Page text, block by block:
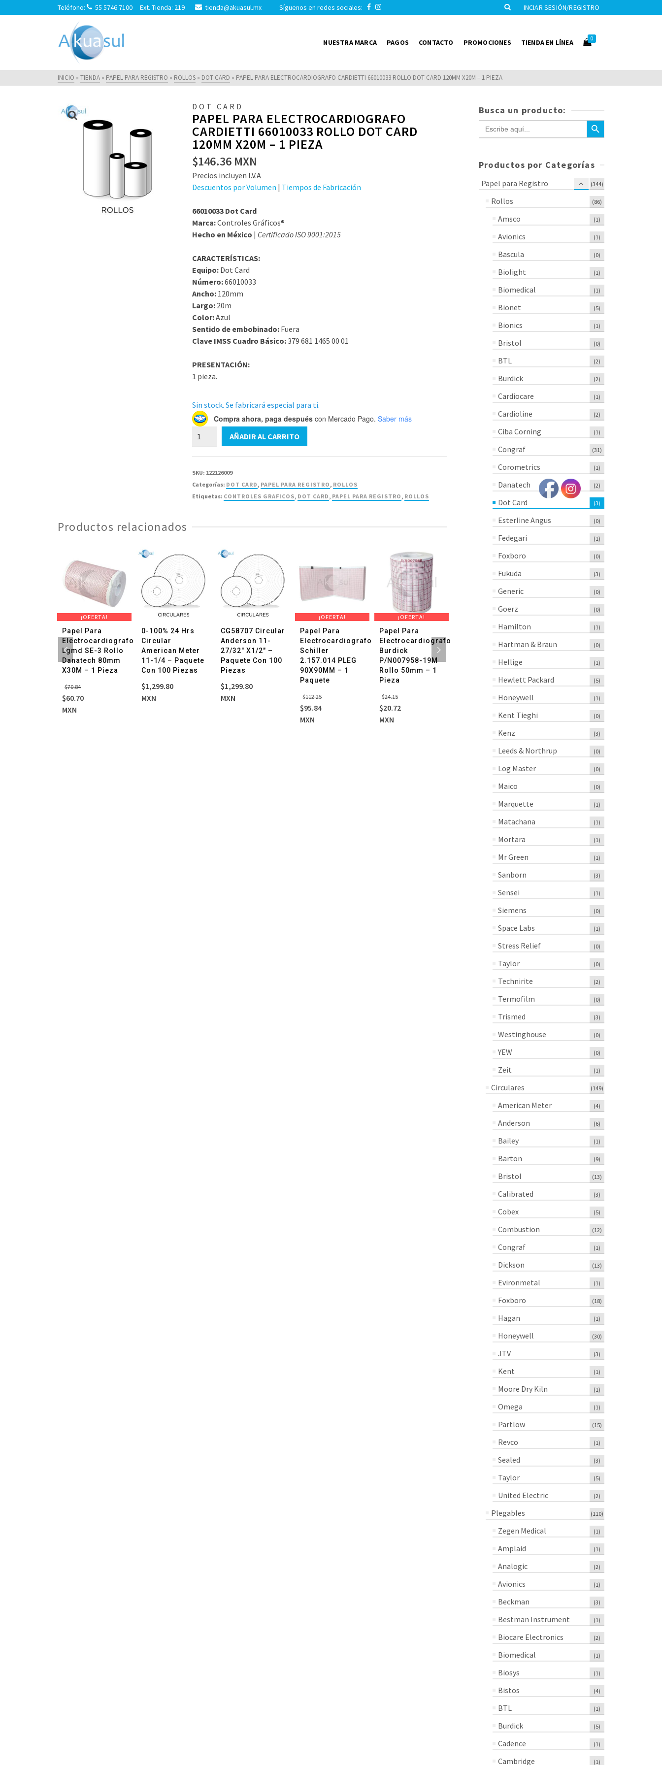
Teléfono: 55 5746 7100 Ext. Tienda: 219 tienda@akuasul.mx Síguenos en redes sociales: INCIAR SESIÓN/REGISTRO
NUESTRA MARCA PAGOS CONTACTO PROMOCIONES TIENDA EN LÍNEA 0
INICIO » TIENDA » PAPEL PARA REGISTRO » ROLLOS » DOT CARD » PAPEL PARA ELECTROCARDIOGRAFO CARDIETTI 66010033 ROLLO DOT CARD 120MM X20M – 1 PIEZA
DOT CARD
PAPEL PARA ELECTROCARDIOGRAFO
CARDIETTI 66010033 ROLLO DOT CARD
120MM X20M – 1 PIEZA
$146.36 MXN
Precios incluyen I.V.A
Descuentos por Volumen | Tiempos de Fabricación
66010033 Dot Card
Marca:Controles Gráficos®
Hecho en México | Certificado ISO 9001:2015
CARACTERÍSTICAS:
Equipo: Dot Card
Número:66010033
Ancho: 120mm
Largo: 20m
Color:Azul
Sentido de embobinado: Fuera
Clave IMSS Cuadro Básico:379 681 1465 00 01
PRESENTACIÓN:
1 pieza.
Sin stock. Se fabricará especial para ti.
Compra ahora, paga después con Mercado Pago. Saber más
Papel
66010033
120mm
1
Pieza
cantidad
AÑADIR AL CARRITO
SKU: 122126009
Categorías: DOT CARD, PAPEL PARA REGISTRO, ROLLOS
Etiquetas: CONTROLES GRAFICOS, DOT CARD, PAPEL PARA REGISTRO, ROLLOS
Productos relacionados
¡OFERTA!
Papel Para
Electrocardiografo
Lgmd SE-3 Rollo
Danatech 80mm
X30M – 1 Pieza
$70.84El
precio
$60.70
El
precio
MXN
0-100% 24 Hrs
Circular
American Meter
11-1/4 – Paquete
Con 100 Piezas
$1,299.80
MXN
CG58707 Circular
Anderson 11-
27/32″ X1/2″ –
Paquete Con 100
Piezas
$1,299.80
MXN
¡OFERTA!
Papel Para
Electrocardiografo
Schiller
2.157.014 PLEG
90X90MM – 1
Paquete
$112.25El
precio
$95.84
El
precio
MXN
¡OFERTA!
Papel Para
Electrocardiografo
Burdick
P/N007958-19M
Rollo 50mm – 1
Pieza
$24.15El
precio
$20.72
El
precio
MXN
Papel Para
Electrocardiografo
Bionet ECG-2000
Rollo 214mm
X27M – 1 Pieza
Papel Para
036869-001 PLEG
215X280MM
Paquete
$466.69
Busca un producto:
Buscar: Botón de búsqueda
Productos por Categorías
Papel para Registro (344)
Rollos (86)
Amsco (1)
Avionics (1)
Bascula (0)
Biolight (1)
Biomedical (1)
Bionet (5)
Bionics (1)
Bristol (0)
BTL (2)
Burdick (2)
Cardiocare (1)
Cardioline (2)
Ciba Corning (1)
Congraf (31)
Corometrics (1)
Danatech (2)
Dot Card (3)
Esterline Angus (0)
Fedegari (1)
Foxboro (0)
Fukuda (3)
Generic (0)
Goerz (0)
Hamilton (1)
Hartman & Braun (0)
Hellige (1)
Hewlett Packard (5)
Honeywell (1)
Kent Tieghi (0)
Kenz (3)
Leeds & Northrup (0)
Log Master (0)
Maico (0)
Marquette (1)
Matachana (1)
Mortara (1)
Mr Green (1)
Sanborn (3)
Sensei (1)
Siemens (0)
Space Labs (1)
Stress Relief (0)
Taylor (0)
Technirite (2)
Termofilm (0)
Trismed (3)
Westinghouse (0)
YEW (0)
Zeit (1)
Circulares (149)
American Meter (4)
Anderson (6)
Bailey (1)
Barton (9)
Bristol (13)
Calibrated (3)
Cobex (5)
Combustion (12)
Congraf (1)
Dickson (13)
Evironmetal (1)
Foxboro (18)
Hagan (1)
Honeywell (30)
JTV (3)
Kent (1)
Moore Dry Kiln (1)
Omega (1)
Partlow (15)
Revco (1)
Sealed (3)
Taylor (5)
United Electric (2)
Plegables (110)
Zegen Medical (1)
Amplaid (1)
Analogic (2)
Avionics (1)
Beckman (3)
Bestman Instrument (1)
Biocare Electronics (2)
Biomedical (1)
Biosys (1)
Bistos (4)
BTL (1)
Burdick (5)
Cadence (1)
Cambridge (1)